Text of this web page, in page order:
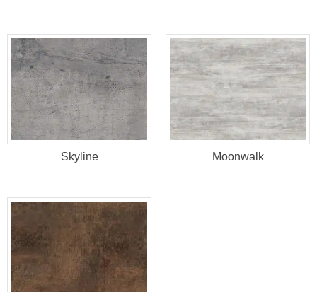
Skyline Moonwalk